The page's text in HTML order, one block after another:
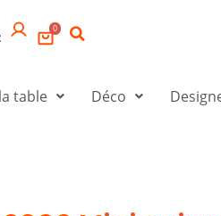
0
table Déco